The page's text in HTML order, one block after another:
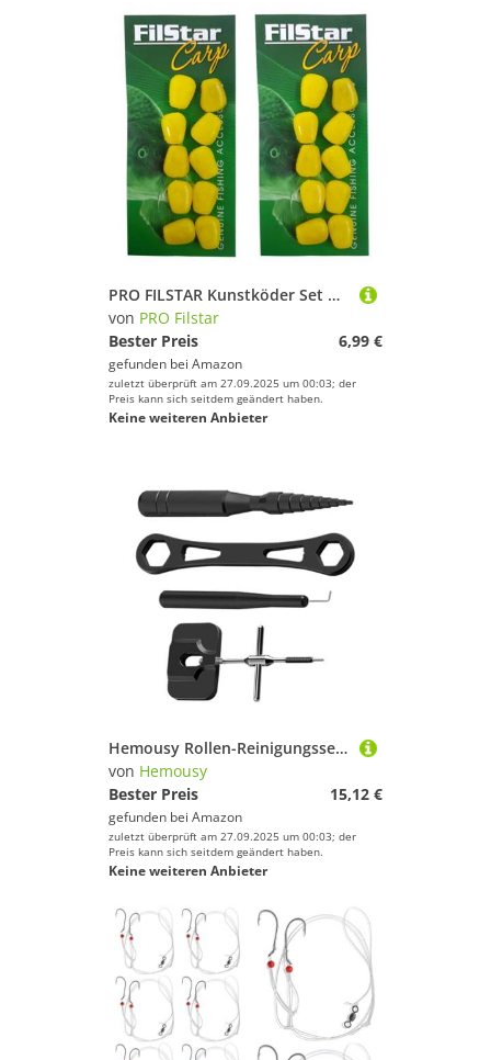
PRO FILSTAR Kunstköder Set Mais 20 Gelb Stück - Künstlicher Karpfen Angelköder Set - Karpfenköder - Angel Köder - Haken Angelzubehör - Weichen Köder - Boilies Stopper - Method Feeder Bait – Gummiköder
von PRO Filstar
Bester Preis
6,99 €
gefunden bei Amazon
zuletzt überprüft am 27.09.2025 um 00:03; der
Preis kann sich seitdem geändert haben.
Keine weiteren Anbieter
Hemousy Rollen-Reinigungsset | Angel-Equipment-Reparaturset - Präzisions-Set zur Rollenpflege für Küste, Boot, Kajak, Salzwasser und Süßwasser
von Hemousy
Bester Preis
15,12 €
gefunden bei Amazon
zuletzt überprüft am 27.09.2025 um 00:03; der
Preis kann sich seitdem geändert haben.
Keine weiteren Anbieter